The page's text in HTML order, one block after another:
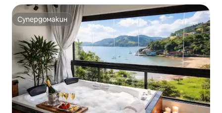
Супердомакин
Супердомакин